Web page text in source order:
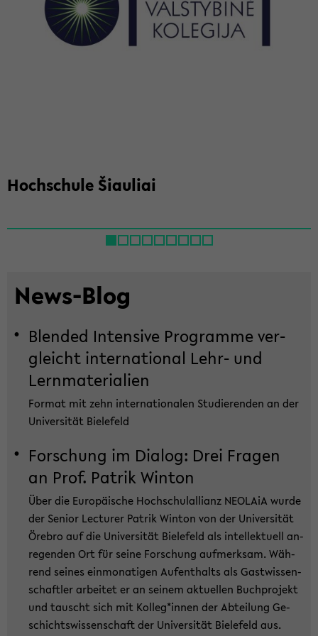
Hoch­schu­le Šiau­liai
News-​Blog
Blen­ded In­ten­si­ve Pro­gram­me ver­
gleicht in­ter­na­tio­nal Lehr- und
Lern­ma­te­ria­li­en
For­mat mit zehn in­ter­na­tio­na­len Stu­die­ren­den an der
Uni­ver­si­tät Bie­le­feld
For­schung im Dia­log: Drei Fra­gen
an Prof. Pa­trik Win­ton
Über die Eu­ro­päi­sche Hoch­schul­al­li­anz NEO­LA­iA wurde
der Se­ni­or Lec­tu­rer Pa­trik Win­ton von der Uni­ver­si­tät
Öre­bro auf die Uni­ver­si­tät Bie­le­feld als in­tel­lek­tu­ell an­
re­gen­den Ort für seine For­schung auf­merk­sam. Wäh­
rend sei­nes ein­mo­na­ti­gen Auf­ent­halts als Gast­wis­sen­
schaft­ler ar­bei­tet er an sei­nem ak­tu­el­len Buch­pro­jekt
und tauscht sich mit Kol­leg*innen der Ab­tei­lung Ge­
schichts­wis­sen­schaft der Uni­ver­si­tät Bie­le­feld aus.